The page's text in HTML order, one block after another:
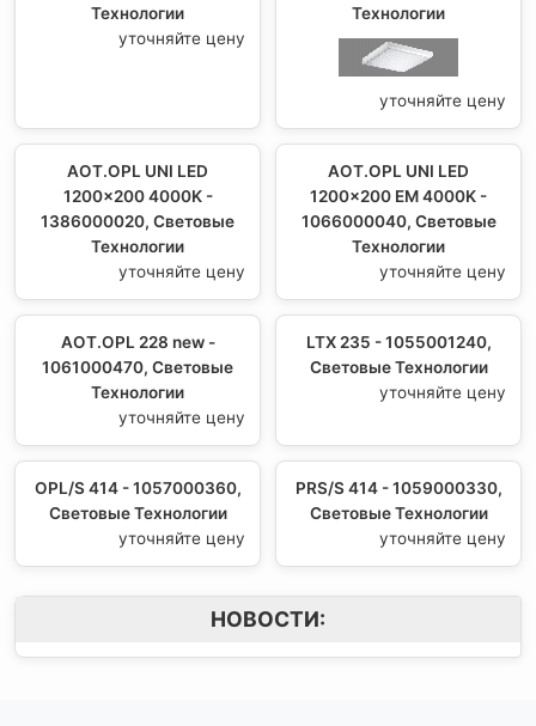
Технологии
уточняйте цену
Технологии
уточняйте цену
AOT.OPL UNI LED
1200x200 4000K -
1386000020, Световые
Технологии
уточняйте цену
AOT.OPL UNI LED
1200x200 EM 4000K -
1066000040, Световые
Технологии
уточняйте цену
AOT.OPL 228 new -
1061000470, Световые
Технологии
уточняйте цену
LTX 235 - 1055001240,
Световые Технологии
уточняйте цену
OPL/S 414 - 1057000360,
Световые Технологии
уточняйте цену
PRS/S 414 - 1059000330,
Световые Технологии
уточняйте цену
НОВОСТИ: